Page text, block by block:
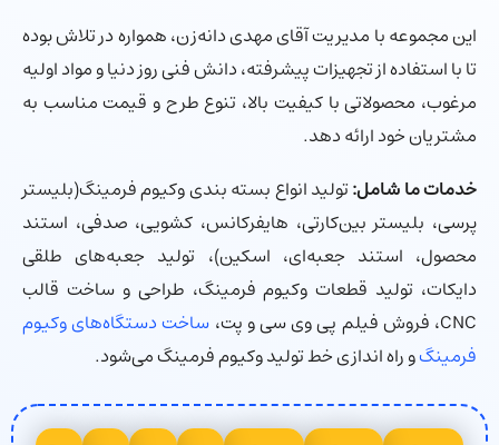
این مجموعه با مدیریت آقای مهدی دانه‌زن، همواره در تلاش بوده
تا با استفاده از تجهیزات پیشرفته، دانش فنی روز دنیا و مواد اولیه
مرغوب، محصولاتی با کیفیت بالا، تنوع طرح و قیمت مناسب به
مشتریان خود ارائه دهد.
خدمات ما شامل:تولید انواع بسته بندی وکیوم فرمینگ(بلیستر
پرسی، بلیستر بین‌کارتی، هایفرکانس، کشویی، صدفی، استند
محصول، استند جعبه‌ای، اسکین)، تولید جعبه‌های طلقی
دایکات، تولید قطعات وکیوم فرمینگ، طراحی و ساخت قالب
CNC، فروش فیلم پی وی سی و پت،
ساخت دستگاه‌های وکیوم
فرمینگو راه اندازی خط تولید وکیوم فرمینگ می‌شود.